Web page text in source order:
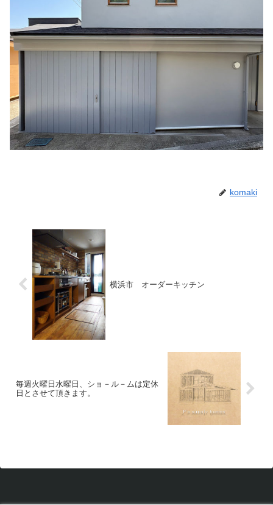
komaki
横浜市 オーダーキッチン
毎週火曜日水曜日、ショ－ル－ムは定休
日とさせて頂きます。